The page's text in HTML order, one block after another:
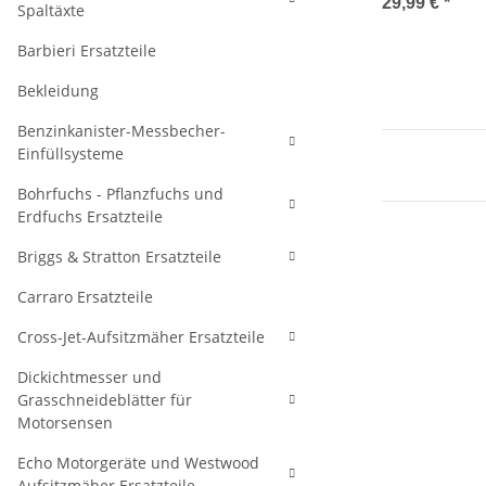
Spaltäxte
Barbieri Ersatzteile
Bekleidung
Benzinkanister-Messbecher-
Einfüllsysteme
Bohrfuchs - Pflanzfuchs und
Erdfuchs Ersatzteile
Briggs & Stratton Ersatzteile
Carraro Ersatzteile
Cross-Jet-Aufsitzmäher Ersatzteile
Dickichtmesser und
Grasschneideblätter für
Motorsensen
Echo Motorgeräte und Westwood